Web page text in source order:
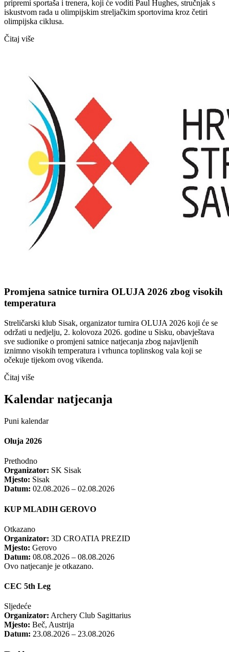
pripremi sportaša i trenera, koji će voditi Paul Hughes, stručnjak s
iskustvom rada u olimpijskim streljačkim sportovima kroz četiri
olimpijska ciklusa.
Čitaj više
Promjena satnice turnira OLUJA 2026 zbog visokih
temperatura
Streličarski klub Sisak, organizator turnira OLUJA 2026 koji će se
održati u nedjelju, 2. kolovoza 2026. godine u Sisku, obavještava
sve sudionike o promjeni satnice natjecanja zbog najavljenih
iznimno visokih temperatura i vrhunca toplinskog vala koji se
očekuje tijekom ovog vikenda.
Čitaj više
Kalendar natjecanja
Puni kalendar
Oluja 2026
Prethodno
Organizator: SK Sisak
Mjesto: Sisak
Datum: 02.08.2026 – 02.08.2026
KUP MLADIH GEROVO
Otkazano
Organizator: 3D CROATIA PREZID
Mjesto: Gerovo
Datum: 08.08.2026 – 08.08.2026
Ovo natjecanje je otkazano.
CEC 5th Leg
Sljedeće
Organizator: Archery Club Sagittarius
Mjesto: Beč, Austrija
Datum: 23.08.2026 – 23.08.2026